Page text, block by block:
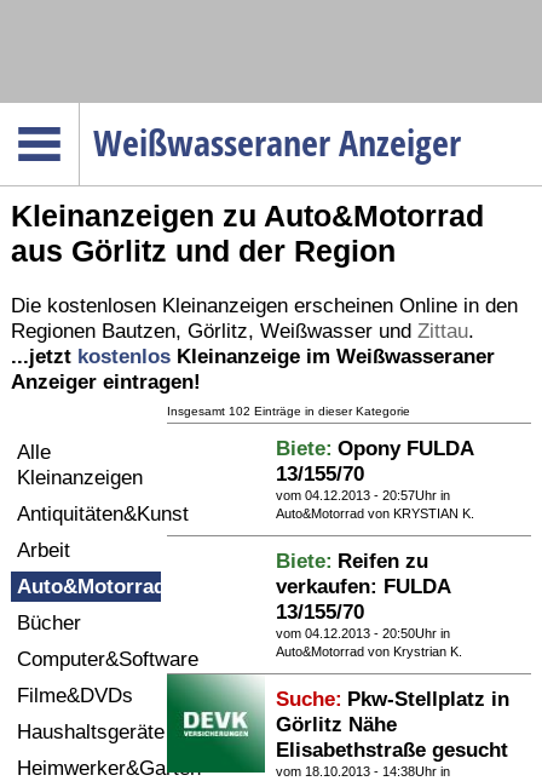
Weißwasseraner Anzeiger
Menüpunkte
Startseite
Politik
Wirtschaft
Service
Gesundheit
Termine
Kostenlos
Kleinanzeigen zu Auto&Motorrad
aus Görlitz und der Region
Die kostenlosen Kleinanzeigen erscheinen Online in den
Regionen Bautzen, Görlitz, Weißwasserund Zittau.
...jetzt kostenlosKleinanzeige im Weißwasseraner
Anzeiger eintragen!
Insgesamt 102 Einträge in dieser Kategorie
Alle
Kleinanzeigen
Antiquitäten&Kunst
Arbeit
Auto&Motorrad
Bücher
Computer&Software
Filme&DVDs
Haushaltsgeräte
Heimwerker&Garten
Biete: Opony FULDA
13/155/70
vom 04.12.2013 - 20:57Uhr in
Auto&Motorrad von KRYSTIAN K.
Biete: Reifen zu
verkaufen: FULDA
13/155/70
vom 04.12.2013 - 20:50Uhr in
Auto&Motorrad von Krystrian K.
Suche: Pkw-Stellplatz in
Görlitz Nähe
Elisabethstraße gesucht
vom 18.10.2013 - 14:38Uhr in